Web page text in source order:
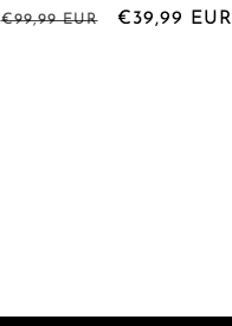
Prix
€99,99 EUR
Prix
€39,99 EUR